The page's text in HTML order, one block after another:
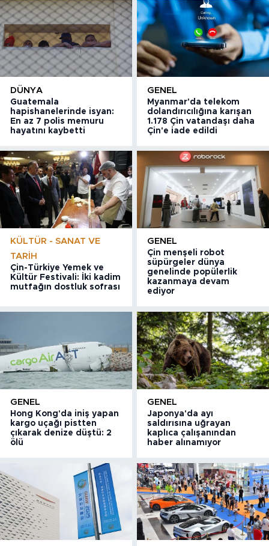
DÜNYA
Guatemala
hapishanelerinde isyan:
En az 7 polis memuru
hayatını kaybetti
GENEL
Myanmar'da telekom
dolandırıcılığına karışan
1.178 Çin vatandaşı daha
Çin'e iade edildi
KÜLTÜR - SANAT VE
TARIH
Çin-Türkiye Yemek ve
Kültür Festivali: İki kadim
mutfağın dostluk sofrası
GENEL
Çin menşeli robot
süpürgeler dünya
genelinde popülerlik
kazanmaya devam
ediyor
GENEL
Hong Kong'da iniş yapan
kargo uçağı pistten
çıkarak denize düştü: 2
ölü
GENEL
Japonya'da ayı
saldırısına uğrayan
kaplıca çalışanından
haber alınamıyor